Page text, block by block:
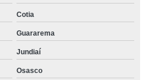
Cotia
Guararema
Jundiaí
Osasco